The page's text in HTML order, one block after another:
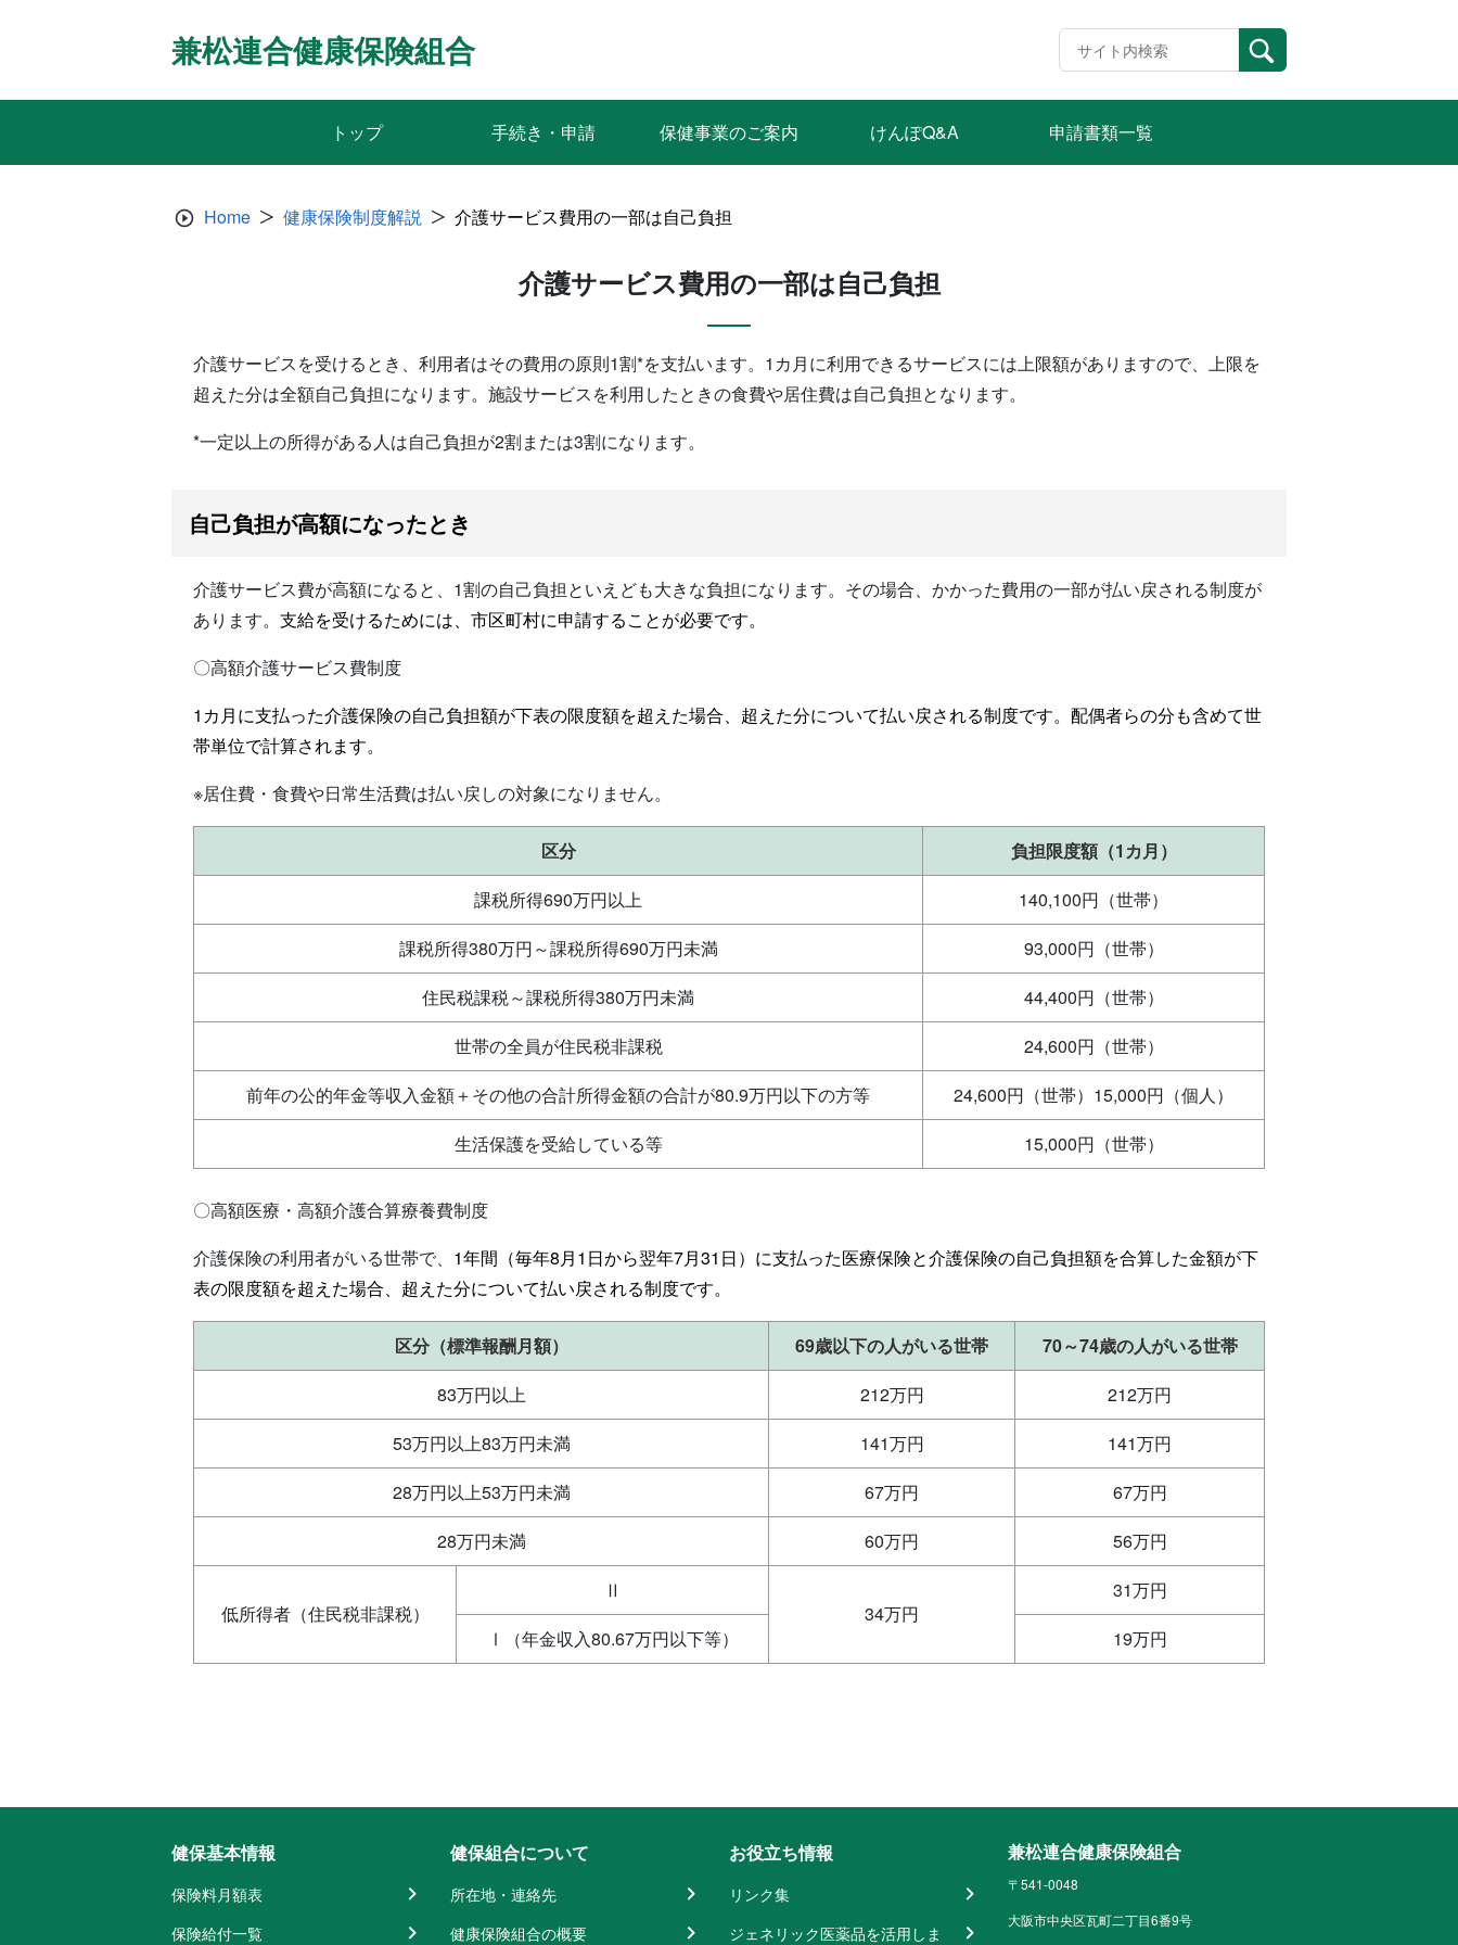
兼松連合健康保険組合
トップ 手続き・申請 保健事業のご案内 けんぽQ&A 申請書類一覧
Home 健康保険制度解説 介護サービス費用の一部は自己負担
介護サービス費用の一部は自己負担
介護サービスを受けるとき、利用者はその費用の原則1割*を支払います。1カ月に利用できるサービスには上限額がありますので、上限を
超えた分は全額自己負担になります。施設サービスを利用したときの食費や居住費は自己負担となります。
*一定以上の所得がある人は自己負担が2割または3割になります。
自己負担が高額になったとき
介護サービス費が高額になると、1割の自己負担といえども大きな負担になります。その場合、かかった費用の一部が払い戻される制度が
あります。 支給を受けるためには、市区町村に申請することが必要です。
〇高額介護サービス費制度
1カ月に支払った介護保険の自己負担額が下表の限度額を超えた場合、超えた分について払い戻される制度です。配偶者らの分も含めて世
帯単位で計算されます。
※居住費・食費や日常生活費は払い戻しの対象になりません。
区分
負担限度額（1カ月）
課税所得690万円以上
140,100円（世帯）
課税所得380万円～課税所得690万円未満
93,000円（世帯）
住民税課税～課税所得380万円未満
44,400円（世帯）
世帯の全員が住民税非課税
24,600円（世帯）
前年の公的年金等収入金額＋その他の合計所得金額の合計が80.9万円以下の方等
24,600円（世帯）15,000円（個人）
生活保護を受給している等
15,000円（世帯）
〇高額医療・高額介護合算療養費制度
介護保険の利用者がいる世帯で、 1年間（毎年8月1日から翌年7月31日）に支払った医療保険と介護保険の自己負担額を合算した金額が下
表の限度額を超えた場合、超えた分について払い戻される制度です。
区分（標準報酬月額） 69歳以下の人がいる世帯
70～74歳の人がいる世帯
83万円以上
212万円
212万円
53万円以上83万円未満
141万円
141万円
28万円以上53万円未満
67万円
67万円
28万円未満
60万円 56万円
低所得者（住民税非課税）
Ⅱ
34万円
31万円
Ⅰ（年金収入80.67万円以下等）
19万円
健保基本情報
保険料月額表
保険給付一覧
健保組合について
所在地・連絡先
健康保険組合の概要
お役立ち情報
リンク集
ジェネリック医薬品を活用しま
兼松連合健康保険組合
〒541-0048
大阪市中央区瓦町二丁目6番9号